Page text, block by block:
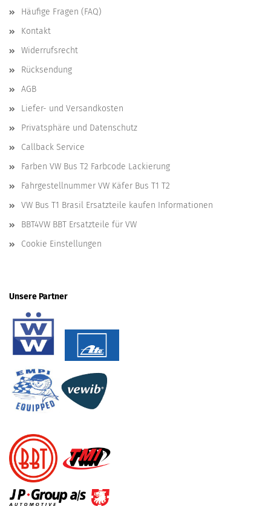
Häufige Fragen (FAQ)
Kontakt
Widerrufsrecht
Rücksendung
AGB
Liefer- und Versandkosten
Privatsphäre und Datenschutz
Callback Service
Farben VW Bus T2 Farbcode Lackierung
Fahrgestellnummer VW Käfer Bus T1 T2
VW Bus T1 Brasil Ersatzteile kaufen Informationen
BBT4VW BBT Ersatzteile für VW
Cookie Einstellungen
Unsere Partner